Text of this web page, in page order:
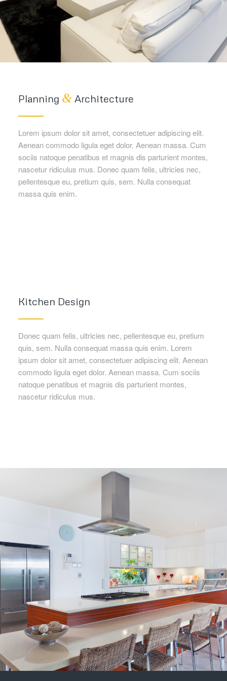
Planning &Architecture
Lorem ipsum dolor sit amet, consectetuer adipiscing elit.
Aenean commodo ligula eget dolor. Aenean massa. Cum
sociis natoque penatibus et magnis dis parturient montes,
nascetur ridiculus mus. Donec quam felis, ultricies nec,
pellentesque eu, pretium quis, sem. Nulla consequat
massa quis enim.
Kitchen Design
Donec quam felis, ultricies nec, pellentesque eu, pretium
quis, sem. Nulla consequat massa quis enim. Lorem
ipsum dolor sit amet, consectetuer adipiscing elit. Aenean
commodo ligula eget dolor. Aenean massa. Cum sociis
natoque penatibus et magnis dis parturient montes,
nascetur ridiculus mus.